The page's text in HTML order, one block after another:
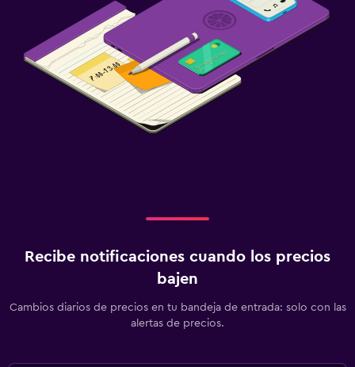
Lavandería
Lavandería
Servicio de planchado
Fax/fotocopiadora
Recibe notificaciones cuando los precios
bajen
Cambios diarios de precios en tu bandeja de entrada: solo con las
alertas de precios.